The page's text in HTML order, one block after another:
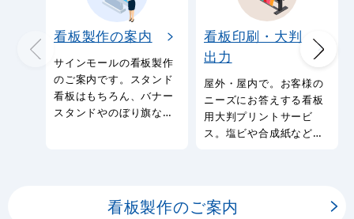
看板製作の案内
サインモールの看板製作
のご案内です。スタンド
看板はもちろん、バナー
スタンドやのぼり旗など
看板印刷・大判
出力
屋外・屋内で。お客様の
ニーズにお答えする看板
用大判プリントサービ
ス。塩ビや合成紙など看
看板製作のご案内